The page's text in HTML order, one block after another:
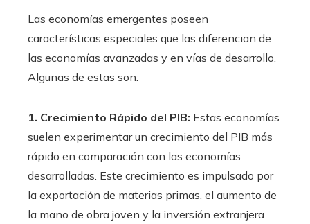
Las economías emergentes poseen
características especiales que las diferencian de
las economías avanzadas y en vías de desarrollo.
Algunas de estas son:
1. Crecimiento Rápido del PIB: Estas economías
suelen experimentar un crecimiento del PIB más
rápido en comparación con las economías
desarrolladas. Este crecimiento es impulsado por
la exportación de materias primas, el aumento de
la mano de obra joven y la inversión extranjera